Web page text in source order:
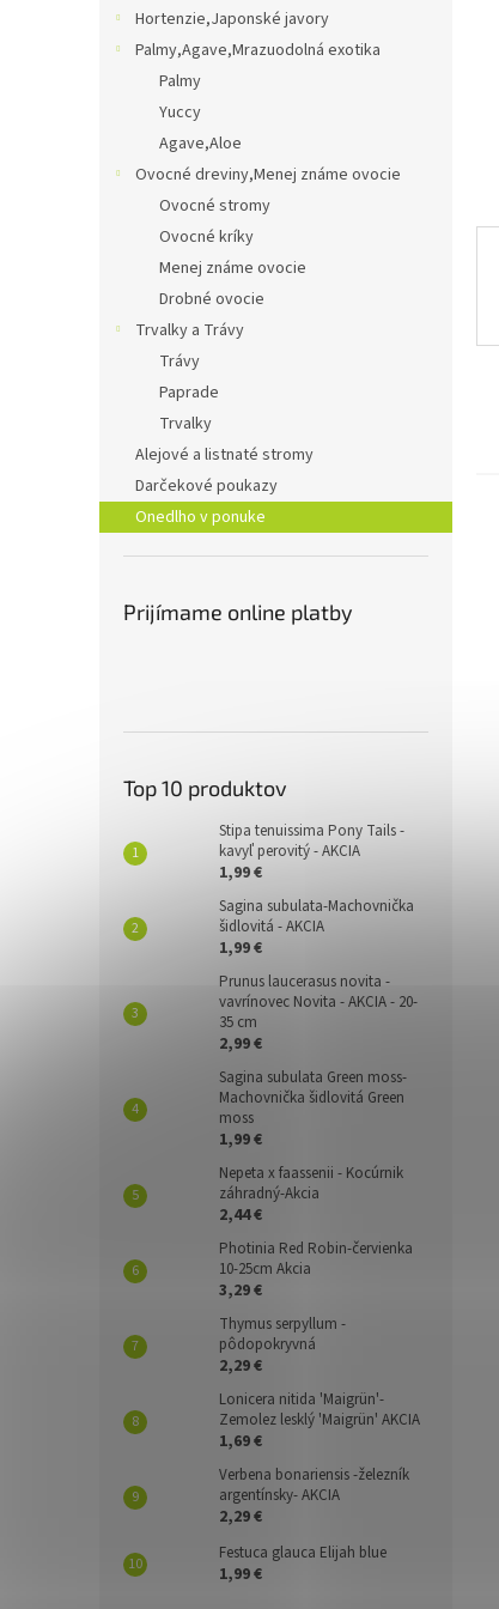
Hortenzie,Japonské javory
Palmy,Agave,Mrazuodolná exotika
Palmy
Yuccy
Agave,Aloe
Ovocné dreviny,Menej známe ovocie
Ovocné stromy
Ovocné kríky
Menej známe ovocie
Drobné ovocie
Trvalky a Trávy
Trávy
Paprade
Trvalky
Alejové a listnaté stromy
Darčekové poukazy
Onedlho v ponuke
Prijímame online platby
Top 10 produktov
Stipa tenuissima Pony Tails -
kavyľ perovitý - AKCIA
1,99 €
Sagina subulata-Machovnička
šidlovitá - AKCIA
1,99 €
Prunus laucerasus novita -
vavrínovec Novita - AKCIA - 20-
35 cm
2,99 €
Sagina subulata Green moss-
Machovnička šidlovitá Green
moss
1,99 €
Nepeta x faassenii - Kocúrnik
záhradný-Akcia
2,44 €
Photinia Red Robin-červienka
10-25cm Akcia
3,29 €
Thymus serpyllum -
pôdopokryvná
2,29 €
Lonicera nitida 'Maigrün'-
Zemolez lesklý 'Maigrün' AKCIA
1,69 €
Verbena bonariensis -železník
argentínsky- AKCIA
2,29 €
Festuca glauca Elijah blue
1,99 €